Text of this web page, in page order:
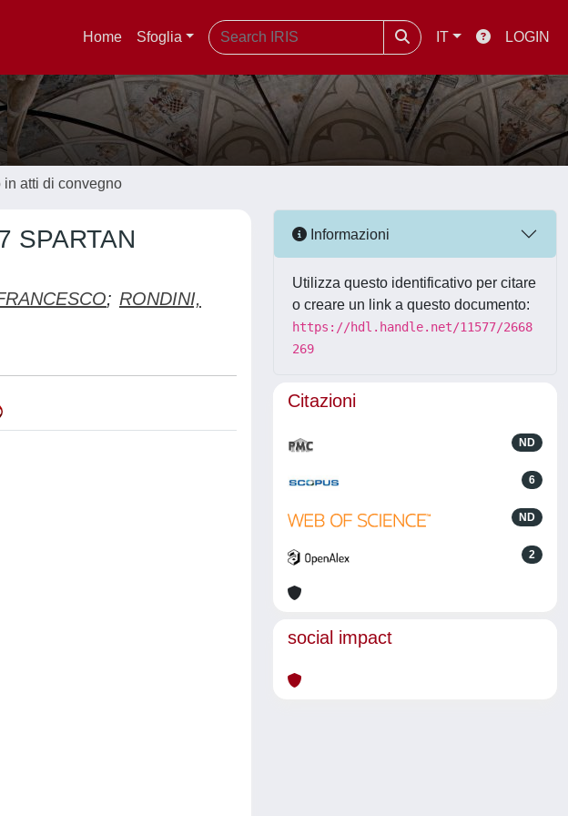
Home Sfoglia IT LOGIN
in atti di convegno
SPARTAN
; RONDINI,
Informazioni
Utilizza questo identificativo per citare
o creare un link a questo documento:
https://hdl.handle.net/11577/2668
269
Citazioni
ND
6
ND
2
social impact